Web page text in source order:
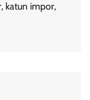
katun impor,